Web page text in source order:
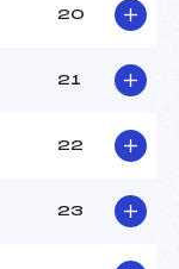
20
21
22
23